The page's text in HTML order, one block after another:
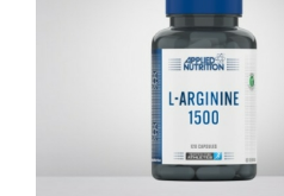
L-ARGININE 1500
Applied Nutrition Napumpanko
proizvodi
2.250,00